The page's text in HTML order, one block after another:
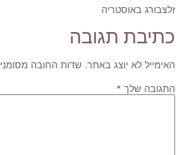
זלצבורג באוסטריה
כתיבת תגובה
האימייל לא יוצג באתר. שדות החובה
התגובה שלך *